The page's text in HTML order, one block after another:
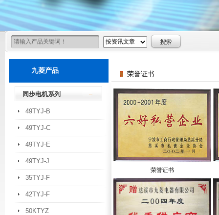
九菱产品
同步电机系列
49TYJ-B
49TYJ-C
49TYJ-E
49TYJ-J
35TYJ-F
42TYJ-F
50KTYZ
荣誉证书
荣誉证书